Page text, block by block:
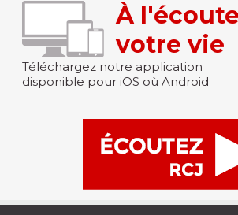
À
votre vie
Téléchargez notre application
disponible pour iOS où Android